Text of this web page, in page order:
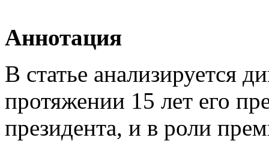
Аннотация
В статье анализируется
протяжении 15 лет его
президента, и в роли